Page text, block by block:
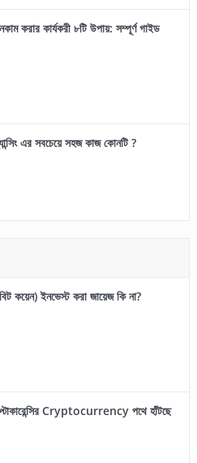
করার কার্যকরী ৮টি উপায়: সম্পূর্ণ গাইড
এর সবচেয়ে সহজ কাজ কোনটি ?
কয়েন) ইনভেস্ট করা জায়েজ কি না?
Cryptocurrency পথে হাঁটছে